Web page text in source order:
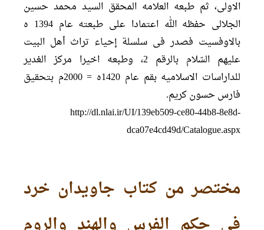
الاولی، ثم طبعه العلامه المحقق السید محمد حسین
الجلالی حفظه الله اعتمادا على طبعته عام 1394 ه
بالاوفسيت فصدر فی سلسلة إحياء تراث أهل البيت
عليهم السّلام بالرقم 2، وطبعه اخیرا مرکز الغدیر
للداراسات الاسلامیه بقم عام 1420ه = 2000م بتحقیق
فارس حسون کریم.
http://dl.nlai.ir/UI/139eb509-ce80-44b8-8e8d-
dca07e4cd49d/Catalogue.aspx
مختصر من کتاب جاویدان خرد